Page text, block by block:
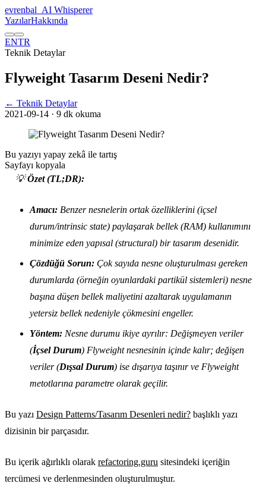
evrenbal AI Whisperer
YazılarHakkında
ENTR
Teknik Detaylar
Flyweight Tasarım Deseni Nedir?
← Teknik Detaylar
2021-09-14 · 9 dk okuma
Bu yazıyı yapay zekâ ile tartış
Sayfayı kopyala
💡Özet (TL;DR):
Amacı: Benzer nesnelerin ortak özelliklerini (içsel
durum/intrinsic state) paylaşarak bellek (RAM) kullanımını
minimize eden yapısal (structural) bir tasarım desenidir.
Çözdüğü Sorun: Çok sayıda nesne oluşturulması gereken
durumlarda (örneğin oyunlardaki partikül sistemleri) nesne
başına düşen bellek maliyetini azaltarak uygulamanın
yetersiz bellek nedeniyle çökmesini engeller.
Yöntem: Nesne durumu ikiye ayrılır: Değişmeyen veriler
(İçsel Durum) Flyweight nesnesinin içinde kalır; değişen
veriler (Dışsal Durum) ise dışarıya taşınır ve Flyweight
metotlarına parametre olarak geçilir.
Bu yazı Design Patterns/Tasarım Desenleri nedir? başlıklı yazı
dizisinin bir parçasıdır.
Bu içerik ağırlıklı olarak refactoring.guru sitesindeki içeriğin
tercümesi ve derlenmesinden oluşturulmuştur.